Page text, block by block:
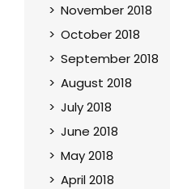
November 2018
October 2018
September 2018
August 2018
July 2018
June 2018
May 2018
April 2018